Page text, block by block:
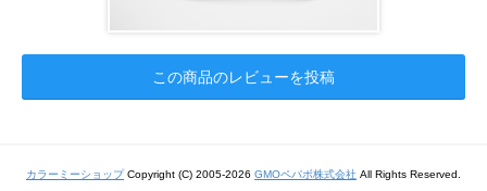
この商品のレビューを投稿
カラーミーショップCopyright (C) 2005-2026 GMOペパボ株式会社 All Rights Reserved.